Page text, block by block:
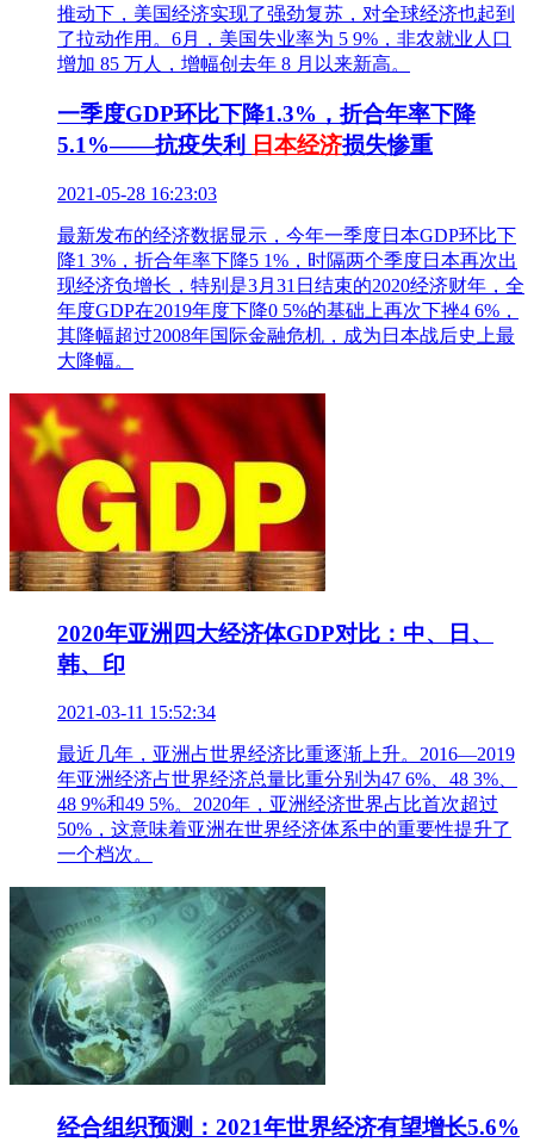
推动下，美国经济实现了强劲复苏，对全球经济也起到
了拉动作用。6月，美国失业率为 5 9%，非农就业人口
增加 85 万人，增幅创去年 8 月以来新高。
一季度GDP环比下降1.3%，折合年率下降
5.1%——抗疫失利
日本经济损失惨重
2021-05-28 16:23:03
最新发布的经济数据显示，今年一季度日本GDP环比下
降1 3%，折合年率下降5 1%，时隔两个季度日本再次出
现经济负增长，特别是3月31日结束的2020经济财年，全
年度GDP在2019年度下降0 5%的基础上再次下挫4 6%，
其降幅超过2008年国际金融危机，成为日本战后史上最
大降幅。
2020年亚洲四大经济体GDP对比：中、日、
韩、印
2021-03-11 15:52:34
最近几年，亚洲占世界经济比重逐渐上升。2016—2019
年亚洲经济占世界经济总量比重分别为47 6%、48 3%、
48 9%和49 5%。2020年，亚洲经济世界占比首次超过
50%，这意味着亚洲在世界经济体系中的重要性提升了
一个档次。
经合组织预测：2021年世界经济有望增长5.6%